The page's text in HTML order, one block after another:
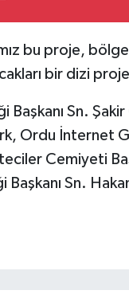
bu proje,
bir dizi
Sn.
Ordu İnternet
Cemiyeti
Başkanı Sn.